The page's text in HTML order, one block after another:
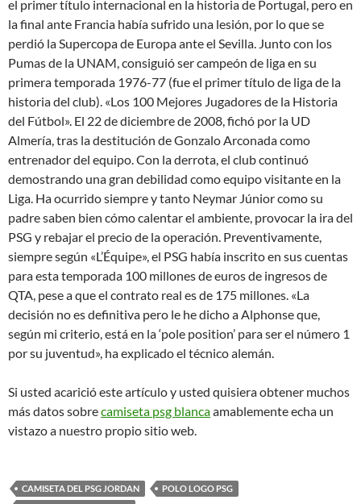
el primer título internacional en la historia de Portugal, pero en
la final ante Francia había sufrido una lesión, por lo que se
perdió la Supercopa de Europa ante el Sevilla. Junto con los
Pumas de la UNAM, consiguió ser campeón de liga en su
primera temporada 1976-77 (fue el primer título de liga de la
historia del club). «Los 100 Mejores Jugadores de la Historia
del Fútbol». El 22 de diciembre de 2008, fichó por la UD
Almería, tras la destitución de Gonzalo Arconada como
entrenador del equipo. Con la derrota, el club continuó
demostrando una gran debilidad como equipo visitante en la
Liga. Ha ocurrido siempre y tanto Neymar Júnior como su
padre saben bien cómo calentar el ambiente, provocar la ira del
PSG y rebajar el precio de la operación. Preventivamente,
siempre según «L’Équipe», el PSG había inscrito en sus cuentas
para esta temporada 100 millones de euros de ingresos de
QTA, pese a que el contrato real es de 175 millones. «La
decisión no es definitiva pero le he dicho a Alphonse que,
según mi criterio, está en la ‘pole position’ para ser el número 1
por su juventud», ha explicado el técnico alemán.
Si usted acarició este artículo y usted quisiera obtener muchos
más datos sobrecamiseta psg blancaamablemente echa un
vistazo a nuestro propio sitio web.
CAMISETA DEL PSG JORDAN
POLO LOGO PSG